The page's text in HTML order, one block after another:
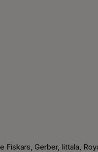
Fiskars, Gerber, Iittala,